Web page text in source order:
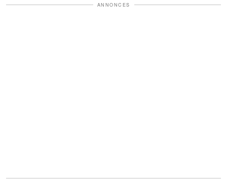
ANNONCES